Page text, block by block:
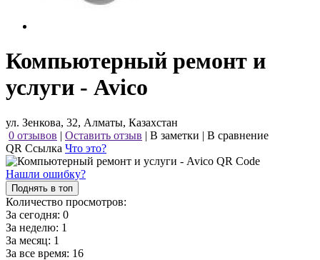
Компьютерный ремонт и
услуги - Avico
ул. Зенкова, 32, Алматы, Казахстан
0 отзывов | Оставить отзыв | В заметки | В сравнение
QR Ссылка Что это?
Нашли ошибку?
Поднять в топ
Количество просмотров:
За сегодня: 0
За неделю: 1
За месяц: 1
За все время: 16